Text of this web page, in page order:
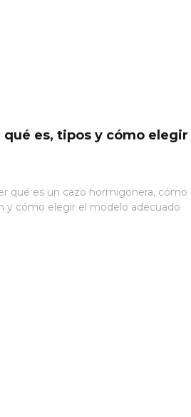
qué es, tipos y cómo elegir
qué es un cazo hormigonera, cómo
y cómo elegir el modelo adecuado